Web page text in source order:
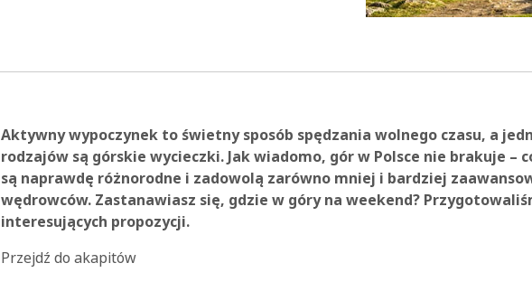
Aktywny wypoczynek to świetny sposób spędzania wolnego czasu, a
rodzajów są górskie wycieczki. Jak wiadomo, gór w Polsce nie brakuje –
są naprawdę różnorodne i zadowolą zarówno mniej i bardziej
wędrowców. Zastanawiasz się, gdzie w góry na weekend?
interesujących propozycji.
Przejdź do akapitów